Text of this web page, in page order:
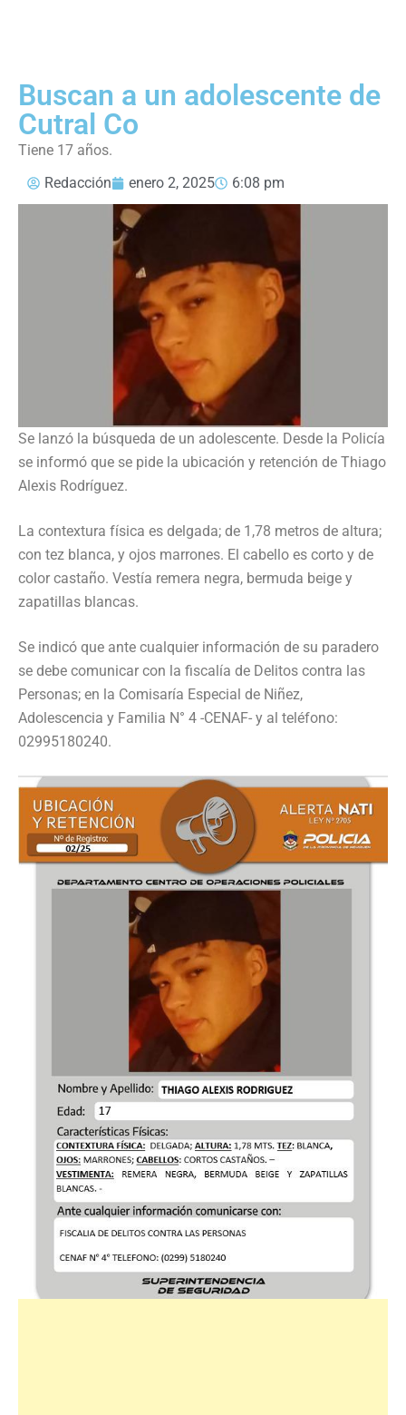
Buscan a un adolescente de
Cutral Co
Tiene 17 años.
Redacción
enero 2, 2025 6:08 pm
Se lanzó la búsqueda de un adolescente. Desde la Policía
se informó que se pide la ubicación y retención de Thiago
Alexis Rodríguez.
La contextura física es delgada; de 1,78 metros de altura;
con tez blanca, y ojos marrones. El cabello es corto y de
color castaño. Vestía remera negra, bermuda beige y
zapatillas blancas.
Se indicó que ante cualquier información de su paradero
se debe comunicar con la fiscalía de Delitos contra las
Personas; en la Comisaría Especial de Niñez,
Adolescencia y Familia N° 4 -CENAF- y al teléfono:
02995180240.